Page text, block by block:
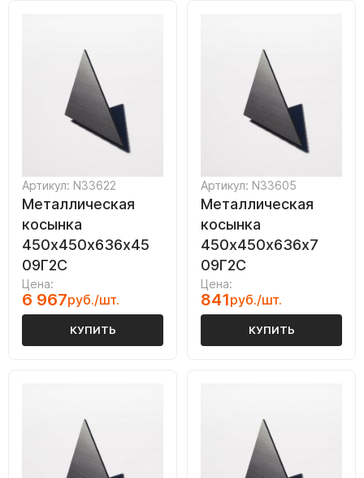
Артикул: N33622
Металлическая
косынка
450х450х636х45
09Г2С
Цена:
6 967руб./шт.
КУПИТЬ
Артикул: N33605
Металлическая
косынка
450х450х636х7
09Г2С
Цена:
841руб./шт.
КУПИТЬ